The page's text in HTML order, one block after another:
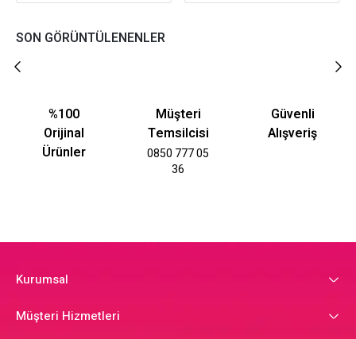
SON GÖRÜNTÜLENENLER
%100
Orijinal
Ürünler
Müşteri
Temsilcisi
0850 777 05
36
Güvenli
Alışveriş
Kurumsal
Müşteri Hizmetleri